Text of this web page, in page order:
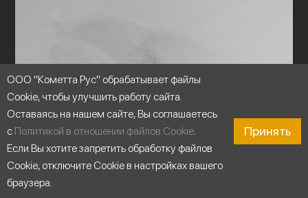
ООО "Кометта Рус" обрабатывает файлы
Cookie, чтобы улучшить работу сайта.
Оставаясь на нашем сайте, Вы соглашаетесь
с Политикой в отношении файлов Cookie.
Если Вы хотите запретить обработку файлов
Cookie, отключите Cookie в настройках вашего
браузера.
Принять